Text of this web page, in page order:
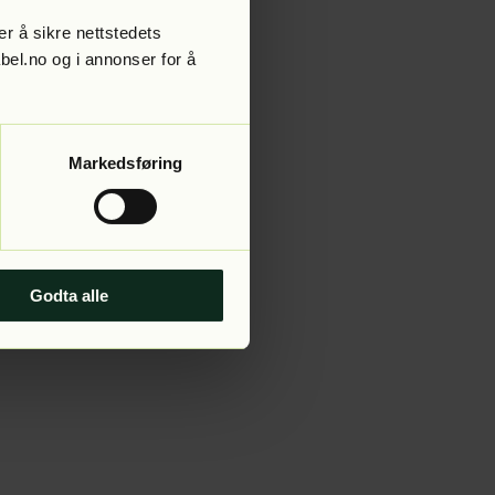
å sikre nettstedets
og i annonser for å
Markedsføring
Godta alle